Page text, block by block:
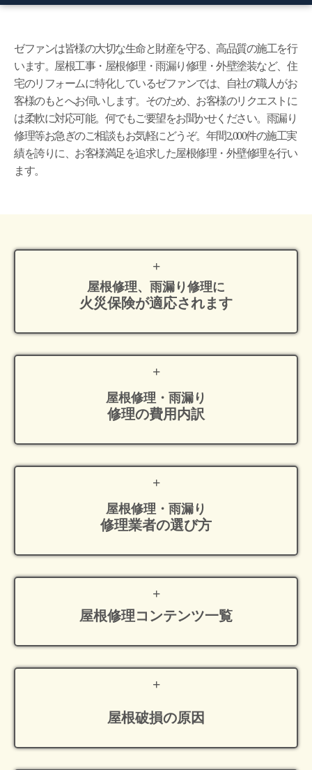
ゼファンは皆様の大切な生命と財産を守る、高品質の施工を行
います。屋根工事・屋根修理・雨漏り修理・外壁塗装など、住
宅のリフォームに特化しているゼファンでは、自社の職人がお
客様のもとへお伺いします。そのため、お客様のリクエストに
は柔軟に対応可能。何でもご要望をお聞かせください。雨漏り
修理等お急ぎのご相談もお気軽にどうぞ。年間2,000件の施工実
績を誇りに、お客様満足を追求した屋根修理・外壁修理を行い
ます。
屋根修理、雨漏り修理に
火災保険が適応されます
屋根修理・雨漏り
修理の費用内訳
屋根修理・雨漏り
修理業者の選び方
屋根修理コンテンツ一覧
屋根破損の原因